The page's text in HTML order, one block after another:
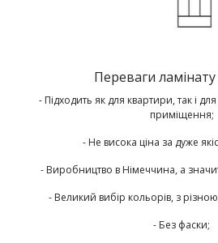
Переваги
- Підходить як для квартири, так і
приміщення;
- Не висока ціна за дуже
- Виробництво в Німеччина, а
- Великий вибір кольорів, з
- Без фаски;